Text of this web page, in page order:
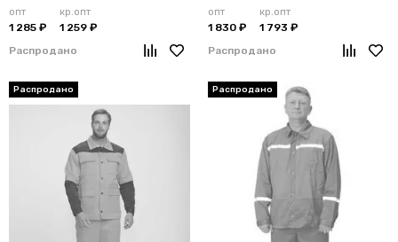
Дорожник с укороченной,
лимон.+ч
опт
1 285 ₽
кр.опт
1 259 ₽
Распродано
оранжевый
опт
1 830 ₽
кр.опт
1 793 ₽
Распродано